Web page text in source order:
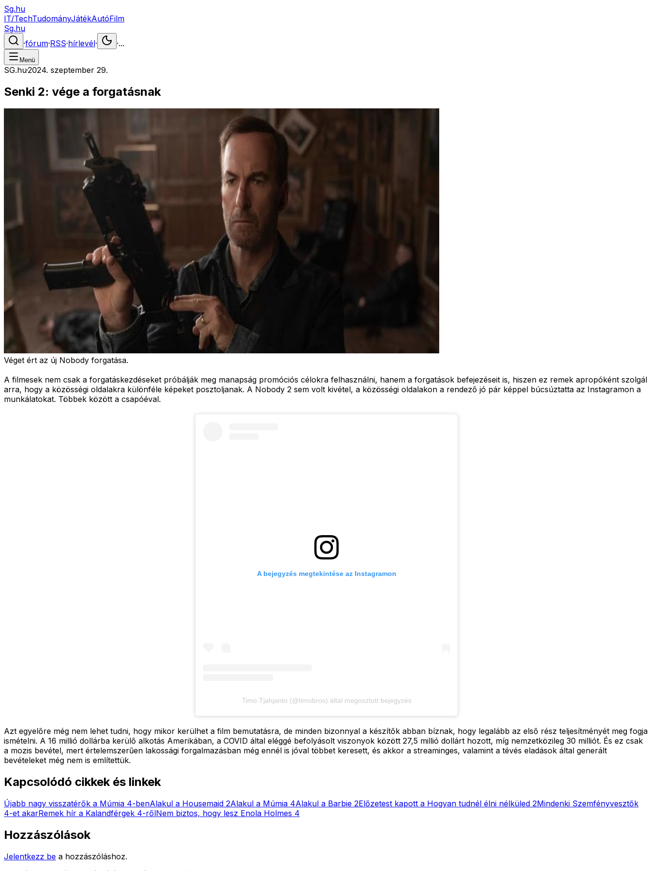
Sg.hu
IT/TechTudományJátékAutóFilm
Sg.hu
·fórum·RSS·hírlevél· ·...
Menü
SG.hu·2024. szeptember 29.
Senki 2: vége a forgatásnak
Véget ért az új Nobody forgatása.
A filmesek nem csak a forgatáskezdéseket próbálják meg manapság promóciós célokra felhasználni, hanem a forgatások befejezéseit is, hiszen ez remek apropóként szolgál
arra, hogy a közösségi oldalakra különféle képeket posztoljanak. A Nobody 2 sem volt kivétel, a közösségi oldalakon a rendező jó pár képpel búcsúztatta az Instagramon a
munkálatokat. Többek között a csapóéval.
A bejegyzés megtekintése az Instagramon
Timo Tjahjanto (@timobros) által megosztott bejegyzés
Azt egyelőre még nem lehet tudni, hogy mikor kerülhet a film bemutatásra, de minden bizonnyal a készítők abban bíznak, hogy legalább az első rész teljesítményét meg fogja
ismételni. A 16 millió dollárba kerülő alkotás Amerikában, a COVID által eléggé befolyásolt viszonyok között 27,5 millió dollárt hozott, míg nemzetközileg 30 milliót. És ez csak
a mozis bevétel, mert értelemszerűen lakossági forgalmazásban még ennél is jóval többet keresett, és akkor a streaminges, valamint a tévés eladások által generált
bevételeket még nem is említettük.
Kapcsolódó cikkek és linkek
Újabb nagy visszatérők a Múmia 4-benAlakul a Housemaid 2Alakul a Múmia 4Alakul a Barbie 2Előzetest kapott a Hogyan tudnél élni nélküled 2Mindenki Szemfényvesztők
4-et akarRemek hír a Kalandférgek 4-rőlNem biztos, hogy lesz Enola Holmes 4
Hozzászólások
Jelentkezz be a hozzászóláshoz.